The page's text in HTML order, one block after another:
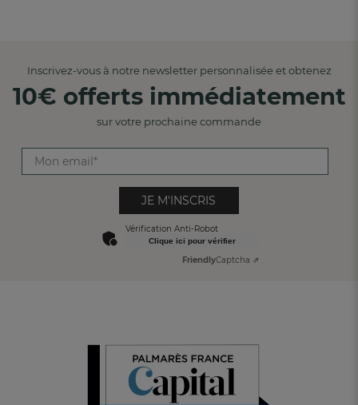
Inscrivez-vous à notre newsletter personnalisée et obtenez
10€ offerts immédiatement
sur votre prochaine commande
JE M'INSCRIS
Vérification Anti-Robot
Clique ici pour vérifier
FriendlyCaptcha ⇗